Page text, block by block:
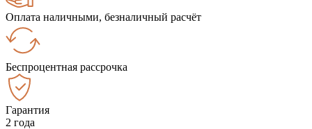
Оплата наличными, безналичный расчёт
Беспроцентная рассрочка
Гарантия
2 года